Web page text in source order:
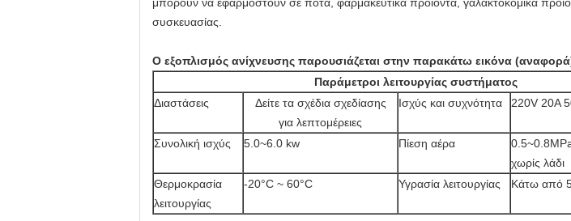
συσκευασίας.
Ο εξοπλισμός ανίχνευσης παρουσιάζεται στην παρακάτω εικόνα
Παράμετροι λειτουργίας συστήματος
Διαστάσεις
Δείτε τα σχέδια σχεδίασης
για λεπτομέρειες
Ισχύς και συχνότητα 220V 20A
Συνολική ισχύς 5.0~6.0 kw Πίεση αέρα
χωρίς λάδι
Θερμοκρασία
λειτουργίας
-20°C ~ 60°C Υγρασία λειτουργίας Κάτω από